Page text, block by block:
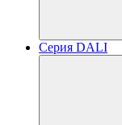
Серия DALI